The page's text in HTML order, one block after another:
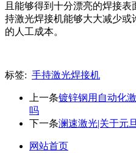
且能够得到十分漂亮的焊接表
持激光焊接机能够大大减少或
的人工成本。
标签: 手持激光焊接机
上一条镀锌钢用自动化
吗
下一条澜速激光|关于元
网站首页